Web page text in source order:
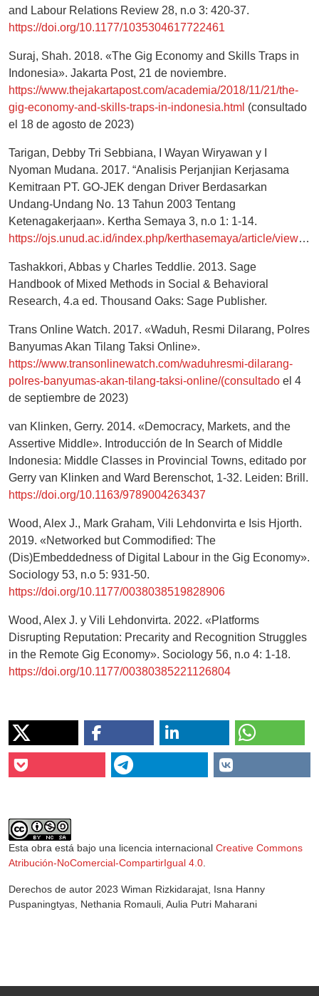
and Labour Relations Review 28, n.o 3: 420-37.
https://doi.org/10.1177/1035304617722461
Suraj, Shah. 2018. «The Gig Economy and Skills Traps in
Indonesia». Jakarta Post, 21 de noviembre.
https://www.thejakartapost.com/academia/2018/11/21/the-
gig-economy-and-skills-traps-in-indonesia.html (consultado
el 18 de agosto de 2023)
Tarigan, Debby Tri Sebbiana, I Wayan Wiryawan y I
Nyoman Mudana. 2017. “Analisis Perjanjian Kerjasama
Kemitraan PT. GO-JEK dengan Driver Berdasarkan
Undang-Undang No. 13 Tahun 2003 Tentang
Ketenagakerjaan». Kertha Semaya 3, n.o 1: 1-14.
https://ojs.unud.ac.id/index.php/kerthasemaya/article/view/30003/18420
Tashakkori, Abbas y Charles Teddlie. 2013. Sage
Handbook of Mixed Methods in Social & Behavioral
Research, 4.a ed. Thousand Oaks: Sage Publisher.
Trans Online Watch. 2017. «Waduh, Resmi Dilarang, Polres
Banyumas Akan Tilang Taksi Online».
https://www.transonlinewatch.com/waduhresmi-dilarang-
polres-banyumas-akan-tilang-taksi-online/(consultado el 4
de septiembre de 2023)
van Klinken, Gerry. 2014. «Democracy, Markets, and the
Assertive Middle». Introducción de In Search of Middle
Indonesia: Middle Classes in Provincial Towns, editado por
Gerry van Klinken and Ward Berenschot, 1-32. Leiden: Brill.
https://doi.org/10.1163/9789004263437
Wood, Alex J., Mark Graham, Vili Lehdonvirta e Isis Hjorth.
2019. «Networked but Commodified: The
(Dis)Embeddedness of Digital Labour in the Gig Economy».
Sociology 53, n.o 5: 931-50.
https://doi.org/10.1177/0038038519828906
Wood, Alex J. y Vili Lehdonvirta. 2022. «Platforms
Disrupting Reputation: Precarity and Recognition Struggles
in the Remote Gig Economy». Sociology 56, n.o 4: 1-18.
https://doi.org/10.1177/00380385221126804
Esta obra está bajo una licencia internacional Creative Commons
Atribución-NoComercial-CompartirIgual 4.0.
Derechos de autor 2023 Wiman Rizkidarajat, Isna Hanny
Puspaningtyas, Nethania Romauli, Aulia Putri Maharani